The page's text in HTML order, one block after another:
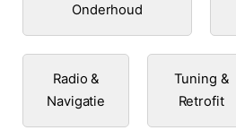
Onderhoud
Radio &
Navigatie
Tuning &
Retrofit